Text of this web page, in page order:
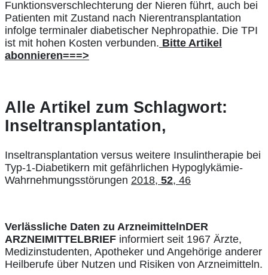
Funktionsverschlechterung der Nieren führt, auch bei
Patienten mit Zustand nach Nierentransplantation
infolge terminaler diabetischer Nephropathie. Die TPI
ist mit hohen Kosten verbunden. Bitte Artikel
abonnieren===>
Alle Artikel zum Schlagwort:
Inseltransplantation,
Inseltransplantation versus weitere Insulintherapie bei
Typ-1-Diabetikern mit gefährlichen Hypoglykämie-
Wahrnehmungsstörungen 2018, 52, 46
Verlässliche Daten zu ArzneimittelnDER
ARZNEIMITTELBRIEF informiert seit 1967 Ärzte,
Medizinstudenten, Apotheker und Angehörige anderer
Heilberufe über Nutzen und Risiken von Arzneimitteln.